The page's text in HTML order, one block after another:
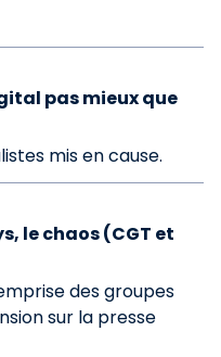
pas mieux que
mis en cause.
le chaos (CGT et
des groupes
sur la presse